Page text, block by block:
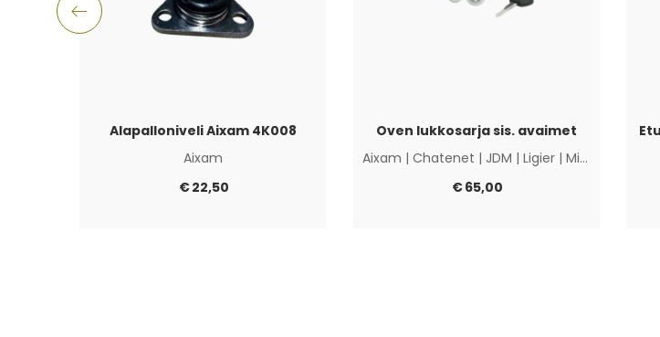
Alapalloniveli Aixam 4K008
Aixam
€22,50
Oven lukkosarja sis. avaimet
Aixam | Chatenet | JDM | Ligier | Microcar
€65,00